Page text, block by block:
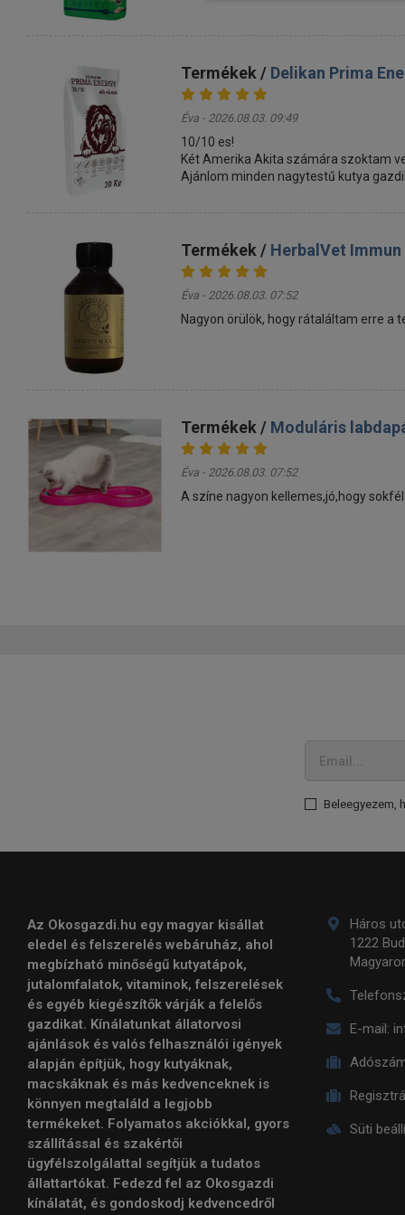
Termékek / Delikan Prima
Éva - 2026.08.03. 09:49
10/10 es!
Két Amerika Akita számára szoktam
Ajánlom minden nagytestű kutya
Termékek / HerbalVet
Éva - 2026.08.03. 07:52
Nagyon örülök, hogy rátaláltam erre a
Termékek / Moduláris
Éva - 2026.08.03. 07:52
A színe nagyon kellemes,jó,hogy
Beleegyezem,
Az Okosgazdi.hu egy magyar kisállat
eledel és felszerelés webáruház, ahol
megbízható minőségű kutyatápok,
jutalomfalatok, vitaminok, felszerelések
és egyéb kiegészítők várják a felelős
gazdikat. Kínálatunkat állatorvosi
ajánlások és valós felhasználói igények
alapján építjük, hogy kutyáknak,
macskáknak és más kedvenceknek is
könnyen megtaláld a legjobb
termékeket. Folyamatos akciókkal, gyors
szállítással és szakértői
ügyfélszolgálattal segítjük a tudatos
állattartókat. Fedezd fel az Okosgazdi
kínálatát, és gondoskodj kedvencedről
Háros
1222
E-mail:
Süti